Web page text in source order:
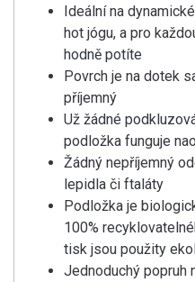
Ideální na
hot jógu, a pro
hodně potíte
Povrch je na dotek
příjemný
Už žádné
podložka funguje
Žádný nepříjemný
lepidla či ftaláty
Podložka je
100%
tisk jsou použity
Jednoduchý popruh